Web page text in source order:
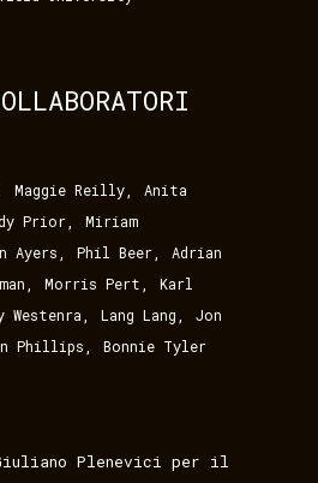
Maggie Reilly, Anita
Prior, Miriam
Ayers, Phil Beer, Adrian
, Morris Pert, Karl
Westenra, Lang Lang, Jon
Phillips, Bonnie Tyler
Plenevici per il